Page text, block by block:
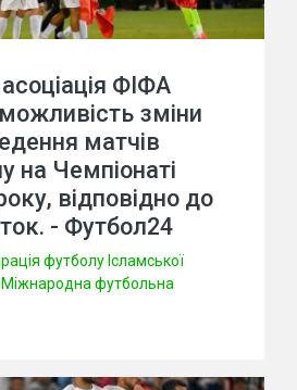
ФІФА
зміни
матчів
на Чемпіонаті
відповідно до
- Футбол24
футболу Ісламської
Міжнародна футбольна